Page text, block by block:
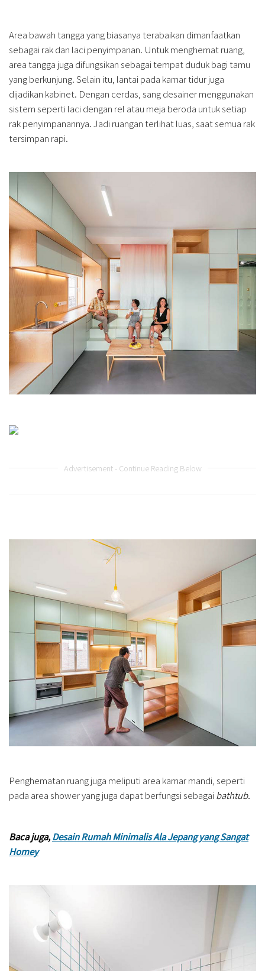
Area bawah tangga yang biasanya terabaikan dimanfaatkan
sebagai rak dan laci penyimpanan. Untuk menghemat ruang,
area tangga juga difungsikan sebagai tempat duduk bagi tamu
yang berkunjung. Selain itu, lantai pada kamar tidur juga
dijadikan kabinet. Dengan cerdas, sang desainer menggunakan
sistem seperti laci dengan rel atau meja beroda untuk setiap
rak penyimpanannya. Jadi ruangan terlihat luas, saat semua rak
tersimpan rapi.
Advertisement - Continue Reading Below
Penghematan ruang juga meliputi area kamar mandi, seperti
pada area shower yang juga dapat berfungsi sebagai bathtub.
Baca juga,Desain Rumah Minimalis Ala Jepang yang Sangat
Homey